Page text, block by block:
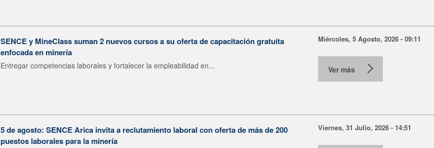
SENCE y MineClass suman 2 nuevos cursos a su oferta de capacitación gratuita
enfocada en minería
Entregar competencias laborales y fortalecer la empleabilidad en...
Miércoles, 5 Agosto, 2026 - 09:11
Ver más
5 de agosto: SENCE Arica invita a reclutamiento laboral con oferta de más de 200
puestos laborales para la minería
Viernes, 31 Julio, 2026 - 14:51